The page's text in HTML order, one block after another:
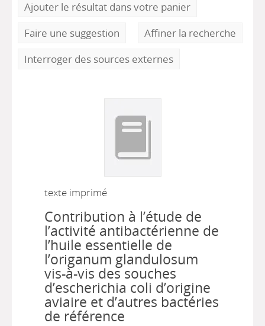
Ajouter le résultat dans votre panier
Faire une suggestion
Affiner la recherche
Interroger des sources externes
texte imprimé
Contribution à l’étude de
l’activité antibactérienne de
l’huile essentielle de
l’origanum glandulosum
vis-à-vis des souches
d’escherichia coli d’origine
aviaire et d’autres bactéries
de référence